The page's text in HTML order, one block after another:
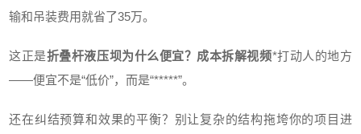
输和吊装费用就省了35万。
这正是折叠杆液压坝为什么便宜？成本拆解视频*打动人的地方
——便宜不是“低价”，而是“*****”。
还在纠结预算和效果的平衡？别让复杂的结构拖垮你的项目进